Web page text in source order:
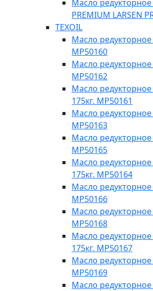
Масло редукторное
PREMIUM LARSEN
TEXOIL
Масло редукторное
MP50160
Масло редукторное
MP50162
Масло редукторное
175кг. MP50161
Масло редукторное
MP50163
Масло редукторное
MP50165
Масло редукторное
175кг. MP50164
Масло редукторное
MP50166
Масло редукторное
MP50168
Масло редукторное
175кг. MP50167
Масло редукторное
MP50169
Масло редукторное